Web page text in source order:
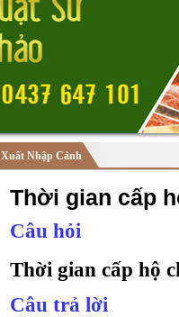
Xuất Nhập Cảnh
Thời gian cấp
Câu hỏi
Thời gian cấp hộ
Câu trả lời